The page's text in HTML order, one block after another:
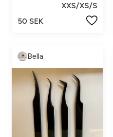
XXS/XS/S
50 SEK
Bella